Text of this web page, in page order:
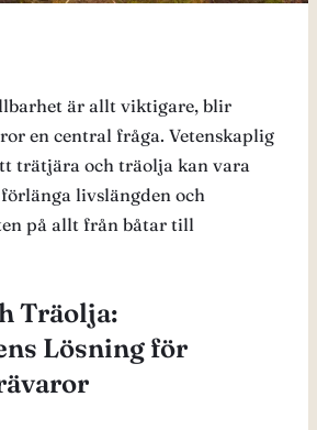
är allt viktigare, blir
en central fråga. Vetenskaplig
trätjära och träolja kan vara
livslängden och
på allt från båtar till
Träolja:
Lösning för